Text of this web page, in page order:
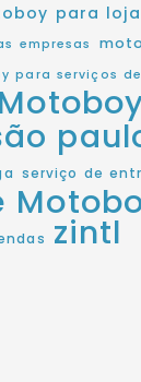
para
empresas
para serviços
serviço de
zintl